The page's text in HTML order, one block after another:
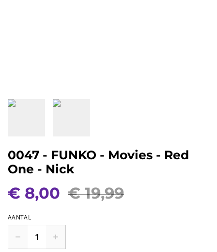
0047 - FUNKO - Movies - Red
One - Nick
€ 8,00 € 19,99
AANTAL